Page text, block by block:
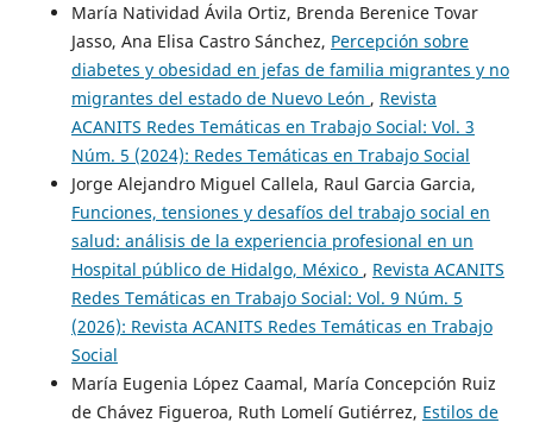
María Natividad Ávila Ortiz, Brenda Berenice Tovar
Jasso, Ana Elisa Castro Sánchez, Percepción sobre
diabetes y obesidad en jefas de familia migrantes y no
migrantes del estado de Nuevo León , Revista
ACANITS Redes Temáticas en Trabajo Social: Vol. 3
Núm. 5 (2024): Redes Temáticas en Trabajo Social
Jorge Alejandro Miguel Callela, Raul Garcia Garcia,
Funciones, tensiones y desafíos del trabajo social en
salud: análisis de la experiencia profesional en un
Hospital público de Hidalgo, México , Revista ACANITS
Redes Temáticas en Trabajo Social: Vol. 9 Núm. 5
(2026): Revista ACANITS Redes Temáticas en Trabajo
Social
María Eugenia López Caamal, María Concepción Ruiz
de Chávez Figueroa, Ruth Lomelí Gutiérrez, Estilos de